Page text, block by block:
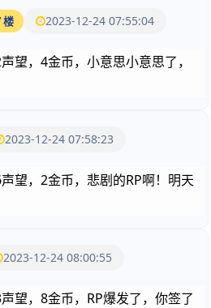
楼 2023-12-24 07:55:04
望，4金币，小意思小意思了，
2023-12-24 07:58:23
望，2金币，悲剧的RP啊！明天
2023-12-24 08:00:55
望，8金币，RP爆发了，你签了